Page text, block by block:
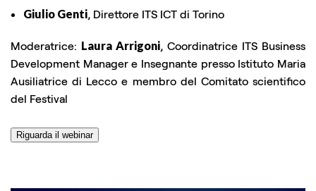
Giulio Genti, Direttore ITS ICT di Torino
Moderatrice: Laura Arrigoni, Coordinatrice ITS Business
Development Manager e Insegnante presso Istituto Maria
Ausiliatrice di Lecco e membro del Comitato scientifico
del Festival
Riguarda il webinar